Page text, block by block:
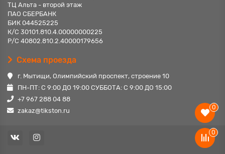
ТЦ Альта - второй этаж
ПАО СБЕРБАНК
БИК 044525225
К/С 30101.810.4.00000000225
Р/С 40802.810.2.40000179656
Схема проезда
г. Мытищи, Олимпийский проспект, строение 10
ПН-ПТ: С 9:00 ДО 19:00 СУББОТА: С 9:00 ДО 15:00
+7 967 288 04 88
zakaz@tikston.ru
0
0